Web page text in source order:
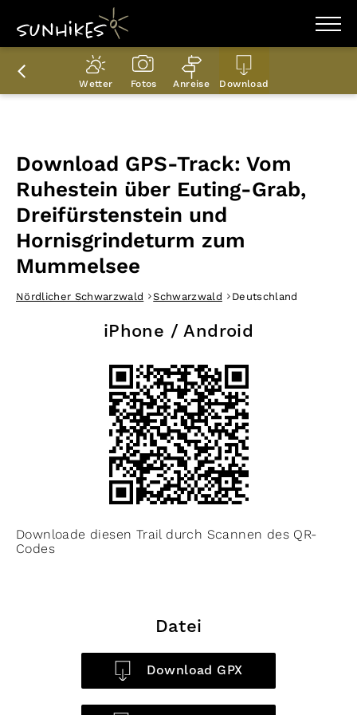
WANDERZIELE
WANDERUNGEN
ENTDECKEN
Wetter Fotos Anreise Download
Download GPS-Track: Vom
Ruhestein über Euting-Grab,
Dreifürstenstein und
Hornisgrindeturm zum
Mummelsee
Nördlicher Schwarzwald Schwarzwald Deutschland
iPhone / Android
Downloade diesen Trail durch Scannen des QR-
Codes
Datei
Download GPX